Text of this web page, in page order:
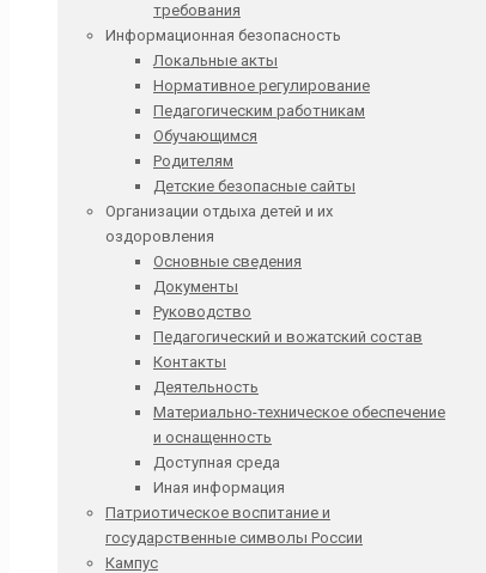
требования
Информационная безопасность
Локальные акты
Нормативное регулирование
Педагогическим работникам
Обучающимся
Родителям
Детские безопасные сайты
Организации отдыха детей и их
оздоровления
Основные сведения
Документы
Руководство
Педагогический и вожатский состав
Контакты
Деятельность
Материально-техническое обеспечение
и оснащенность
Доступная среда
Иная информация
Патриотическое воспитание и
государственные символы России
Кампус